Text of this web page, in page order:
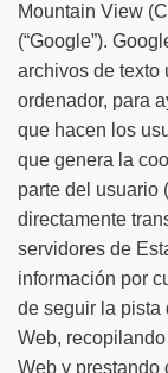
Mountain View
(“Google”).
archivos de texto
ordenador, para
que hacen los
que genera la
parte del usuario
directamente
servidores de
información por
de seguir la pista
Web,
Web y prestando